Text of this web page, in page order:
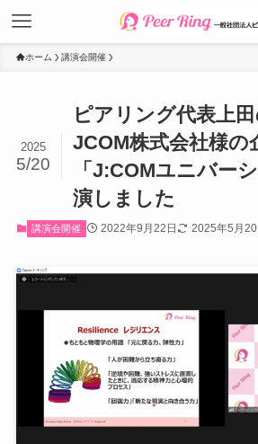
ホーム 講演会開催
ピアリング代表上田
JCOM株式会社様の
「J:COMユニバー
演しました
2025
5/20
講演会開催 2022年9月22日 2025年5月20